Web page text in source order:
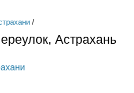
/
Астрахань